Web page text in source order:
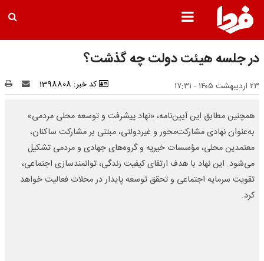
در جلسه هیئت دولت چه گذشت؟
۲۳ اردیبهشت ۱۴۰۵ - ۱۷:۳۱ کد خبر: 1398808
همچنین مطابق این آیین‌نامه، «نهاد پیشرفت و توسعه محلی مردمی»
به‌عنوان نهادی مشارکت‌محور و غیردولتی، مبتنی بر مشارکت ساکنان،
معتمدین محلی، مؤسسات خیریه و گروه‌های جهادی و مردمی تشکیل
می‌شود. این نهاد با هدف ارتقای کیفیت زندگی، توانمندسازی اجتماعی،
تقویت سرمایه اجتماعی و تحقق توسعه پایدار در محلات فعالیت خواهد
کرد.